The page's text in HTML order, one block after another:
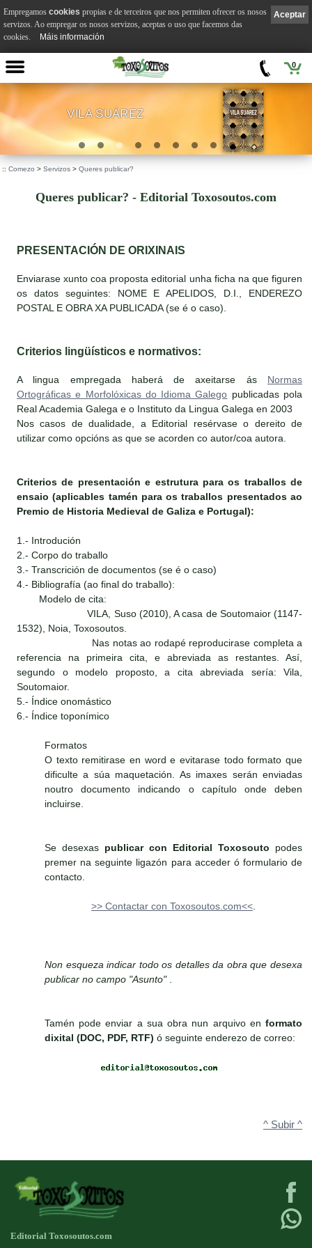
0
VILA SUÁREZ
:: Comezo > Servizos > Queres publicar?
Queres publicar? - Editorial Toxosoutos.com
PRESENTACIÓN DE ORIXINAIS
Enviarase xunto coa proposta editorial unha ficha na que figuren
os datos seguintes: NOME E APELIDOS, D.I., ENDEREZO
POSTAL E OBRA XA PUBLICADA (se é o caso).
Criterios lingüísticos e normativos:
A lingua empregada haberá de axeitarse ás Normas
Ortográficas e Morfolóxicas do Idioma Galego publicadas pola
Real Academia Galega e o Instituto da Lingua Galega en 2003
Nos casos de dualidade, a Editorial resérvase o dereito de
utilizar como opcións as que se acorden co autor/coa autora.
Criterios de presentación e estrutura para os traballos de
ensaio (aplicables tamén para os traballos presentados ao
Premio de Historia Medieval de Galiza e Portugal):
1.- Introdución
2.- Corpo do traballo
3.- Transcrición de documentos (se é o caso)
4.- Bibliografía (ao final do traballo):
Modelo de cita:
VILA, Suso (2010), A casa de Soutomaior (1147-
1532), Noia, Toxosoutos.
Nas notas ao rodapé reproducirase completa a
referencia na primeira cita, e abreviada as restantes. Así,
segundo o modelo proposto, a cita abreviada sería: Vila,
Soutomaior.
5.- Índice onomástico
6.- Índice toponímico
Formatos
O texto remitirase en word e evitarase todo formato que
dificulte a súa maquetación. As imaxes serán enviadas
noutro documento indicando o capítulo onde deben
incluirse.
Se desexas publicar con Editorial Toxosouto podes
premer na seguinte ligazón para acceder ó formulario de
contacto.
>> Contactar con Toxosoutos.com<<.
Non esqueza indicar todo os detalles da obra que desexa
publicar no campo "Asunto" .
Tamén pode enviar a sua obra nun arquivo en formato
dixital (DOC, PDF, RTF) ó seguinte enderezo de correo:
^ Subir ^
Editorial Toxosoutos.com
Aceptar
Empregamos cookies propias e de terceiros que nos permiten ofrecer os nosos
servizos. Ao empregar os nosos servizos, aceptas o uso que facemos das
cookies.
Máis información